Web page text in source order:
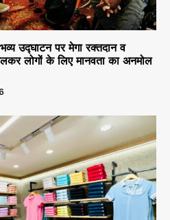
उद्घाटन पर मेगा रक्तदान व
लोगों के लिए मानवता का अनमोल